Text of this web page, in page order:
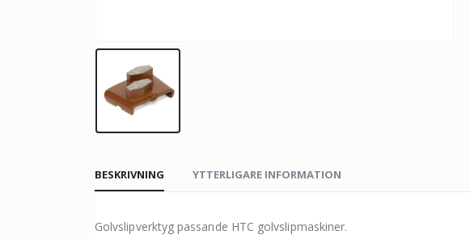
BESKRIVNING YTTERLIGARE INFORMATION
Golvslipverktyg passande HTC golvslipmaskiner.